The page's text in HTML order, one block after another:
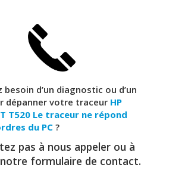
besoin d’un diagnostic ou d’un
dépanner votre traceur HP
T520 Le traceur ne répond
du PC ?
pas à nous appeler ou à
formulaire de contact.